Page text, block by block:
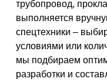
трубопровод,
выполняется
спецтехники –
условиями или
мы подбираем
разработки и